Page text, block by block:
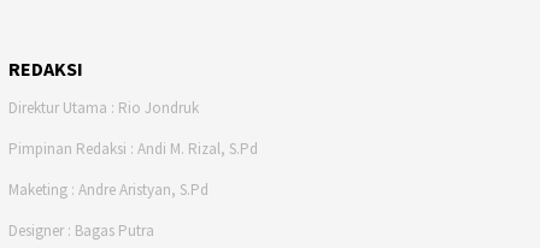
REDAKSI
Direktur Utama : Rio Jondruk
Pimpinan Redaksi : Andi M. Rizal, S.Pd
Maketing : Andre Aristyan, S.Pd
Designer : Bagas Putra